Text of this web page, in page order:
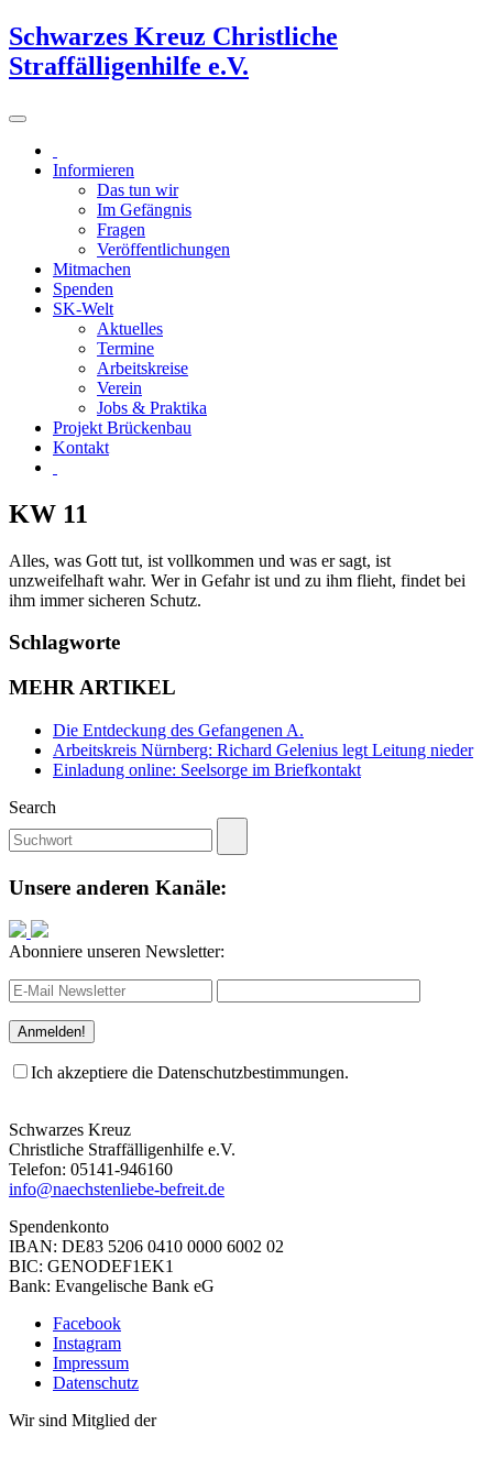
Schwarzes Kreuz Christliche
Straffälligenhilfe e.V.
Informieren
Das tun wir
Im Gefängnis
Fragen
Veröffentlichungen
Mitmachen
Spenden
SK-Welt
Aktuelles
Termine
Arbeitskreise
Verein
Jobs & Praktika
Projekt Brückenbau
Kontakt
KW 11
Alles, was Gott tut, ist vollkommen und was er sagt, ist
unzweifelhaft wahr. Wer in Gefahr ist und zu ihm flieht, findet bei
ihm immer sicheren Schutz.
Schlagworte
MEHR ARTIKEL
Die Entdeckung des Gefangenen A.
Arbeitskreis Nürnberg: Richard Gelenius legt Leitung nieder
Einladung online: Seelsorge im Briefkontakt
Search
Unsere anderen Kanäle:
Abonniere unseren Newsletter:
Ich akzeptiere die Datenschutzbestimmungen.
Schwarzes Kreuz
Christliche Straffälligenhilfe e.V.
Telefon: 05141-946160
info@naechstenliebe-befreit.de
Spendenkonto
IBAN: DE83 5206 0410 0000 6002 02
BIC: GENODEF1EK1
Bank: Evangelische Bank eG
Facebook
Instagram
Impressum
Datenschutz
Wir sind Mitglied der